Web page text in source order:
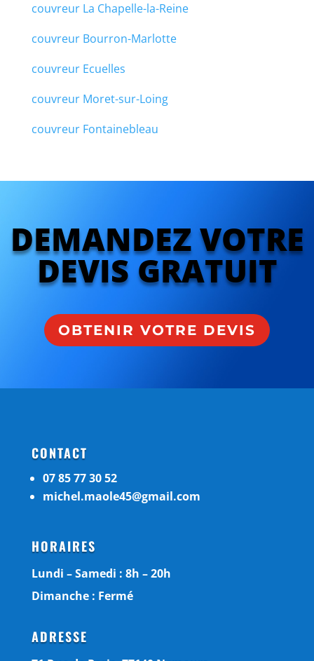
couvreur La Chapelle-la-Reine
couvreur Bourron-Marlotte
couvreur Ecuelles
couvreur Moret-sur-Loing
couvreur Fontainebleau
DEMANDEZ VOTRE
DEVIS GRATUIT
OBTENIR VOTRE DEVIS
CONTACT
07 85 77 30 52
michel.maole45@gmail.com
HORAIRES
Lundi – Samedi : 8h – 20h
Dimanche : Fermé
ADRESSE